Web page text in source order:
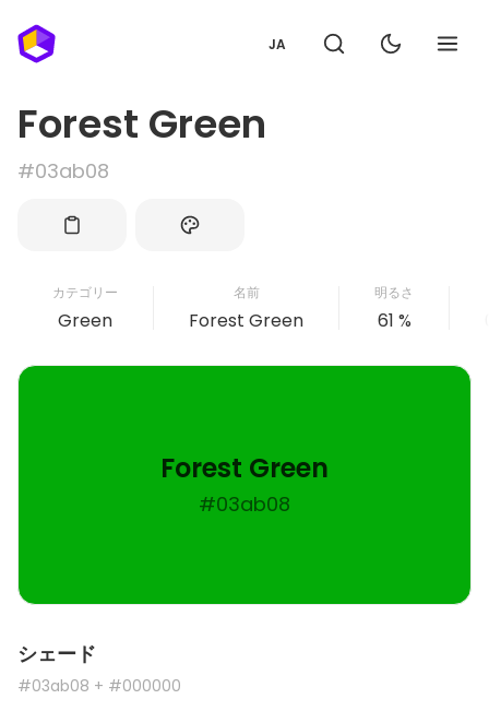
JA
Forest Green
#03ab08
カテゴリー
Green
名前
Forest Green
明るさ
61 %
Forest Green
#03ab08
シェード
#03ab08 + #000000